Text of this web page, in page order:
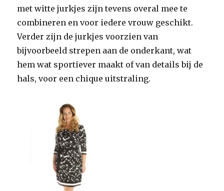
met witte jurkjes zijn tevens overal mee te
combineren en voor iedere vrouw geschikt.
Verder zijn de jurkjes voorzien van
bijvoorbeeld strepen aan de onderkant, wat
hem wat sportiever maakt of van details bij de
hals, voor een chique uitstraling.